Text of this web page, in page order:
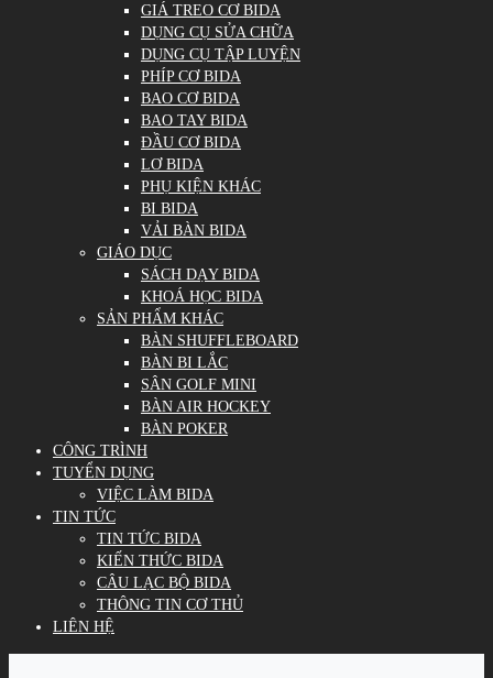
GIÁ TREO CƠ BIDA
DỤNG CỤ SỬA CHỮA
DỤNG CỤ TẬP LUYỆN
PHÍP CƠ BIDA
BAO CƠ BIDA
BAO TAY BIDA
ĐẦU CƠ BIDA
LƠ BIDA
PHỤ KIỆN KHÁC
BI BIDA
VẢI BÀN BIDA
GIÁO DỤC
SÁCH DẠY BIDA
KHOÁ HỌC BIDA
SẢN PHẨM KHÁC
BÀN SHUFFLEBOARD
BÀN BI LẮC
SÂN GOLF MINI
BÀN AIR HOCKEY
BÀN POKER
CÔNG TRÌNH
TUYỂN DỤNG
VIỆC LÀM BIDA
TIN TỨC
TIN TỨC BIDA
KIẾN THỨC BIDA
CÂU LẠC BỘ BIDA
THÔNG TIN CƠ THỦ
LIÊN HỆ